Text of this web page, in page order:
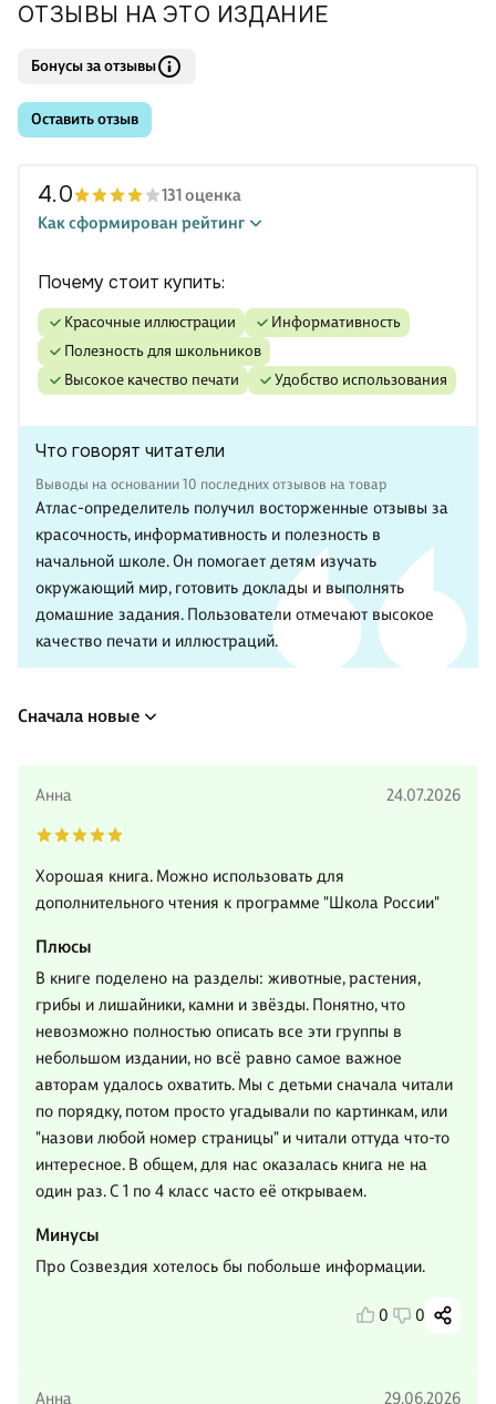
ОТЗЫВЫ НА ЭТО ИЗДАНИЕ
Бонусы за отзывы
Оставить отзыв
4.0
131 оценка
Как сформирован рейтинг
Почему стоит купить:
красочные иллюстрации
информативность
полезность для школьников
высокое качество печати
удобство использования
Что говорят читатели
Выводы на основании 10 последних отзывов на товар
Атлас-определитель получил восторженные отзывы за
красочность, информативность и полезность в
начальной школе. Он помогает детям изучать
окружающий мир, готовить доклады и выполнять
домашние задания. Пользователи отмечают высокое
качество печати и иллюстраций.
Сначала новые
Анна 24.07.2026
Хорошая книга. Можно использовать для
дополнительного чтения к программе "Школа России"
Плюсы
В книге поделено на разделы: животные, растения,
грибы и лишайники, камни и звёзды. Понятно, что
невозможно полностью описать все эти группы в
небольшом издании, но всё равно самое важное
авторам удалось охватить. Мы с детьми сначала читали
по порядку, потом просто угадывали по картинкам, или
"назови любой номер страницы" и читали оттуда что-то
интересное. В общем, для нас оказалась книга не на
один раз. С 1 по 4 класс часто её открываем.
Минусы
Про Созвездия хотелось бы побольше информации.
0 0
Анна 29.06.2026